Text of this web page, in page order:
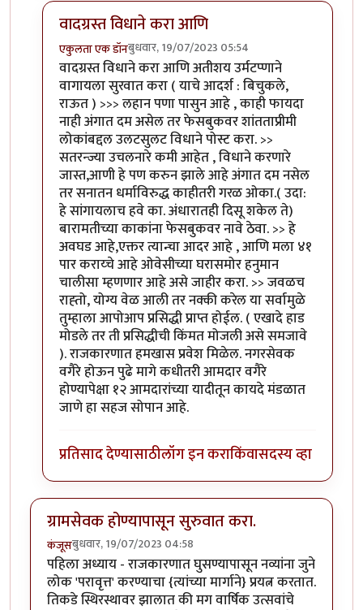
वादग्रस्त विधाने करा आणि
एकुलता एक डॉनबुधवार, 19/07/2023 05:54
In reply toवादग्रस्त विधाने करा आणिbyविजुभाऊ
वादग्रस्त विधाने करा आणि अतीशय उर्मटप्णाने
वागायला सुरवात करा ( याचे आदर्श : बिचुकले,
राऊत ) >>> लहान पणा पासुन आहे , काही फायदा
नाही अंगात दम असेल तर फेसबुकवर शांतताप्रीमी
लोकांबद्दल उलटसुलट विधाने पोस्ट करा. >>
सतरन्ज्या उचलनारे कमी आहेत , विधाने करणारे
जास्त,आणी हे पण करुन झाले आहे अंगात दम नसेल
तर सनातन धर्माविरुद्ध काहीतरी गरळ ओका.( उदा:
हे सांगायलाच हवे का. अंधारातही दिसू शकेल ते)
बारामतीच्या काकांना फेसबुकवर नावे ठेवा. >> हे
अवघड आहे,एक्तर त्यान्चा आदर आहे , आणि मला ४१
पार कराय्चे आहे ओवेसीच्या घरासमोर हनुमान
चालीसा म्हणणार आहे असे जाहीर करा. >> जवळच
राह्तो, योग्य वेळ आली तर नक्की करेल या सर्वामुळे
तुम्हाला आपोआप प्रसिद्धी प्राप्त होईल. ( एखादे हाड
मोडले तर ती प्रसिद्धीची किंमत मोजली असे समजावे
). राजकारणात हमखास प्रवेश मिळेल. नगरसेवक
वगैरे होऊन पुढे मागे कधीतरी आमदार वगैरे
होण्यापेक्षा १२ आमदारांच्या यादीतून कायदे मंडळात
जाणे हा सहज सोपान आहे.
प्रतिसाद देण्यासाठीलॉग इन कराकिंवासदस्य व्हा
ग्रामसेवक होण्यापासून सुरुवात करा.
कंजूसबुधवार, 19/07/2023 04:58
पहिला अध्याय - राजकारणात घुसण्यापासून नव्यांना जुने
लोक 'परावृत्त' करण्याचा {त्यांच्या मार्गाने} प्रयत्न करतात.
तिकडे स्थिरस्थावर झालात की मग वार्षिक उत्सवांचे